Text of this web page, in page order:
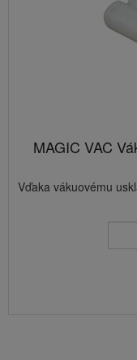
MAGIC VAC
Vďaka vákuovému